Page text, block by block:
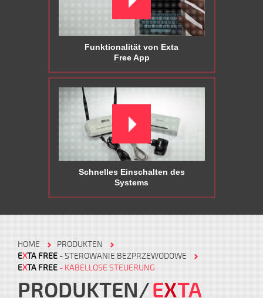
Funktionalität von Exta
Free App
Schnelles Einschalten des
Systems
HOME
PRODUKTEN
EXTA FREE - STEROWANIE BEZPRZEWODOWE
EXTA FREE - KABELLOSE STEUERUNG
PRODUKTEN EXTA